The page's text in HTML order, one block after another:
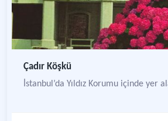
Çadır Köşkü
İstanbul’da Yıldız Korumu içinde yer